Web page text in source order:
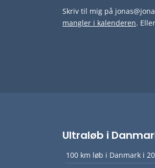
Skriv til mig på
mangler i kalenderen.
Ultraløb i
100 km løb i Danmark i